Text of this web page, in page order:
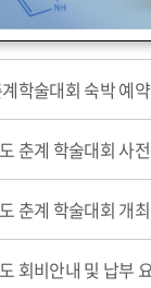
정기총회 및 학술
학술대회 숙박 예
춘계 학술대회 사
춘계 학술대회 개
회비안내 및 납부